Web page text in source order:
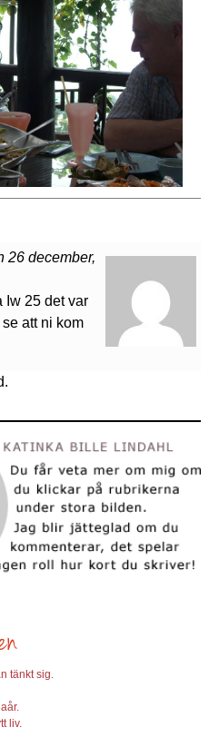
26 december,
Iw 25 det var
att ni kom
tänkt sig.
liv.